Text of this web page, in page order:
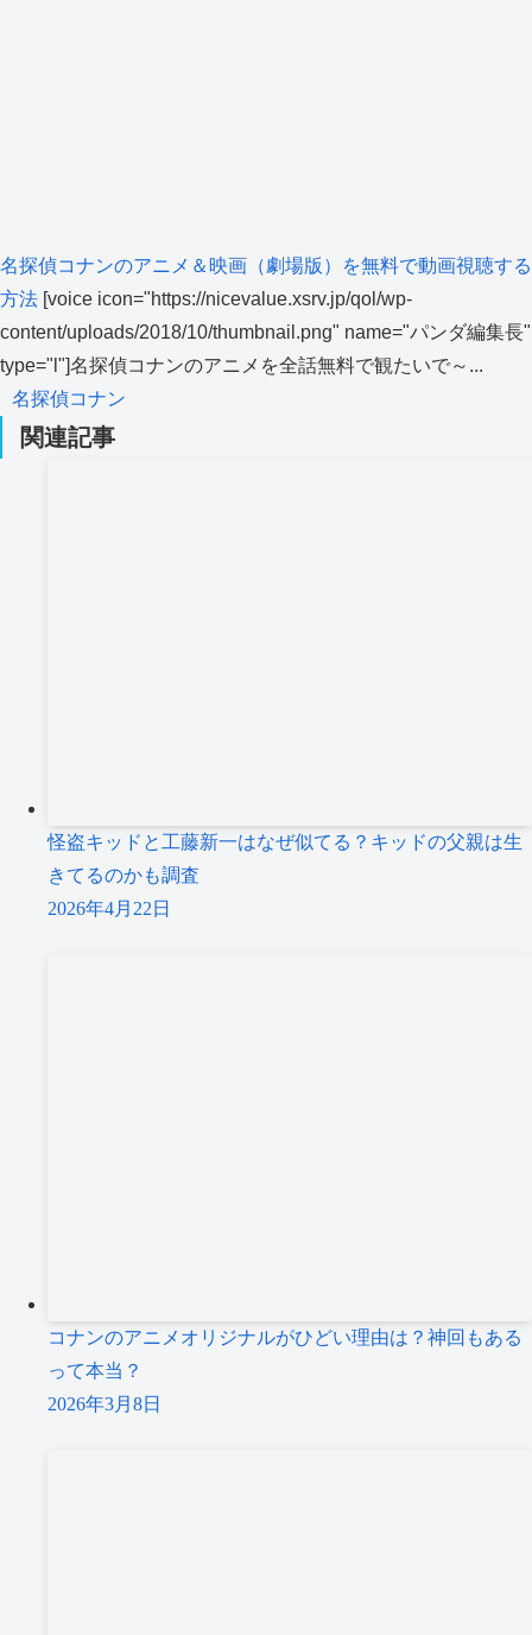
名探偵コナンのアニメ＆映画（劇場版）を無料で動画視聴する
方法 [voice icon="https://nicevalue.xsrv.jp/qol/wp-
content/uploads/2018/10/thumbnail.png" name="パンダ編集長"
type="l"]名探偵コナンのアニメを全話無料で観たいで～...
名探偵コナン
関連記事
怪盗キッドと工藤新一はなぜ似てる？キッドの父親は生
きてるのかも調査
2026年4月22日
コナンのアニメオリジナルがひどい理由は？神回もある
って本当？
2026年3月8日